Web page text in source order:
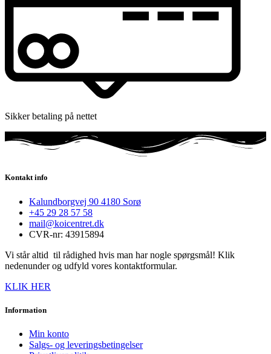
Sikker betaling på nettet
Kontakt info
Kalundborgvej 90 4180 Sorø
+45 29 28 57 58
mail@koicentret.dk
CVR-nr: 43915894
Vi står altid til rådighed hvis man har nogle spørgsmål! Klik
nedenunder og udfyld vores kontaktformular.
KLIK HER
Information
Min konto
Salgs- og leveringsbetingelser